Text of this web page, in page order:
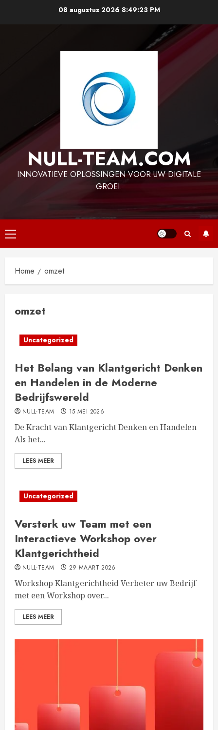
08 augustus 2026 8:49:23 PM
NULL-TEAM.COM
INNOVATIEVE OPLOSSINGEN VOOR UW DIGITALE
GROEI.
Primair
menu
Home omzet
omzet
Uncategorized
Het Belang van Klantgericht Denken
en Handelen in de Moderne
Bedrijfswereld
NULL-TEAM 15 MEI 2026
De Kracht van Klantgericht Denken en Handelen
Als het...
LEES MEER
Uncategorized
Versterk uw Team met een
Interactieve Workshop over
Klantgerichtheid
NULL-TEAM 29 MAART 2026
Workshop Klantgerichtheid Verbeter uw Bedrijf
met een Workshop over...
LEES MEER